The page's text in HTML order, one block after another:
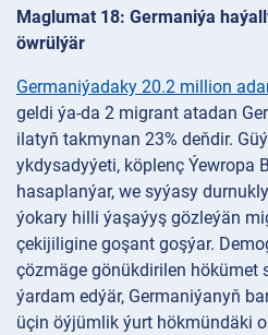
Maglumat 18: Germaniýa
öwrülýär
Germaniýadaky 20.2 million
geldi ýa-da 2 migrant atadan
ilatyň takmynan 23% deňdir.
ykdysadyýeti, köplenç Ýewropa
hasaplanýar, we syýasy
ýokary hilli ýaşaýyş gözleýän
çekijiligine goşant goşýar.
çözmäge gönükdirilen hökümet
ýardam edýär, Germaniýanyň
üçin öýjümlik ýurt hökmündäki